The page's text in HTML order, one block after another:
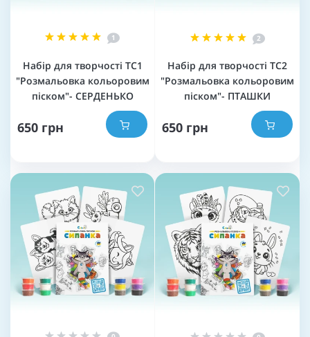
1
Набір для творчості TC1
"Розмальовка кольоровим
піском"- СЕРДЕНЬКО
650 грн
2
Набір для творчості TC2
"Розмальовка кольоровим
піском"- ПТАШКИ
650 грн